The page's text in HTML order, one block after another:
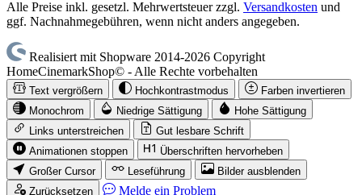
Alle Preise inkl. gesetzl. Mehrwertsteuer zzgl. Versandkosten und
ggf. Nachnahmegebühren, wenn nicht anders angegeben.
Realisiert mit Shopware 2014-2026 Copyright
HomeCinemarkShop© - Alle Rechte vorbehalten
Text vergrößern Hochkontrastmodus
Farben invertieren
Monochrom
Niedrige Sättigung
Hohe Sättigung
Links unterstreichen
Gut lesbare Schrift
Animationen stoppen
Überschriften hervorheben
Großer Cursor
Leseführung
Bilder ausblenden
Zurücksetzen
Melde ein Problem